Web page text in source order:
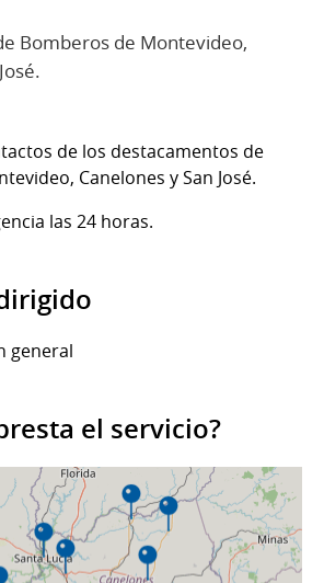
Bomberos de Montevideo,
de los destacamentos de
Canelones y San José.
las 24 horas.
general
el servicio?